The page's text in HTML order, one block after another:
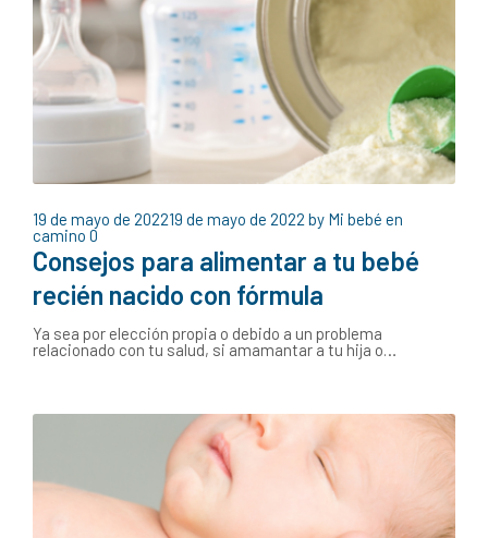
19 de mayo de 202219 de mayo de 2022 by Mi bebé en
camino 0
Consejos para alimentar a tu bebé
recién nacido con fórmula
Ya sea por elección propia o debido a un problema
relacionado con tu salud, si amamantar a tu hija o…